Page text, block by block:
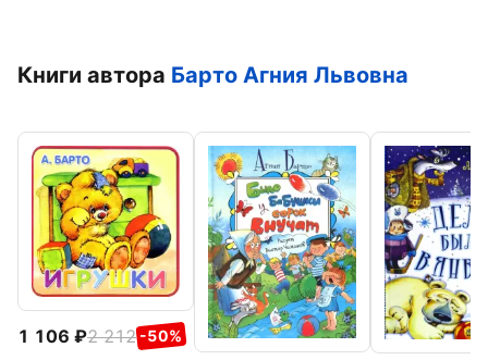
Книги автора Барто Агния Львовна
1 106 2 212 -50%